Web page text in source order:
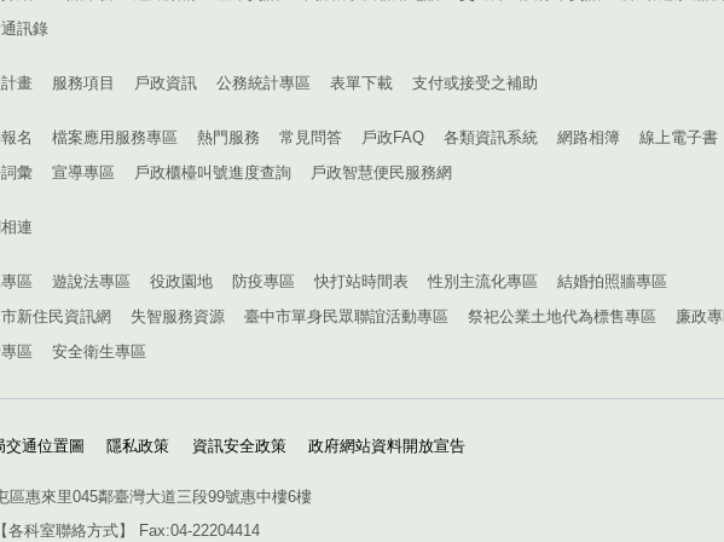
訊錄
畫 服務項目 戶政資訊 公務統計專區 表單下載 支付或接受之補助
名 檔案應用服務專區 熱門服務 常見問答 戶政FAQ 各類資訊系統 網路相簿
線上電子書
彙
宣導專區 戶政櫃檯叫號進度查詢 戶政智慧便民服務網
連
區 遊說法專區 役政園地 防疫專區 快打站時間表 性別主流化專區
結婚拍照牆專區
新住民資訊網
失智服務資源 臺中市單身民眾聯誼活動專區 祭祀公業土地代為標售專區
廉政
區
安全衛生專區
交通位置圖 隱私政策 資訊安全政策 政府網站資料開放宣告
區惠來里045鄰臺灣大道三段99號惠中樓6樓
各科室聯絡方式】 Fax:04-22204414